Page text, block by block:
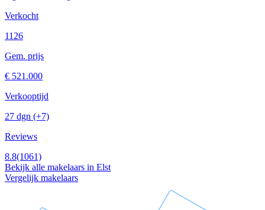
Verkocht
1126
Gem. prijs
€ 521.000
Verkooptijd
27 dgn (+7)
Reviews
8.8(1061)
Bekijk alle makelaars in Elst
Vergelijk makelaars